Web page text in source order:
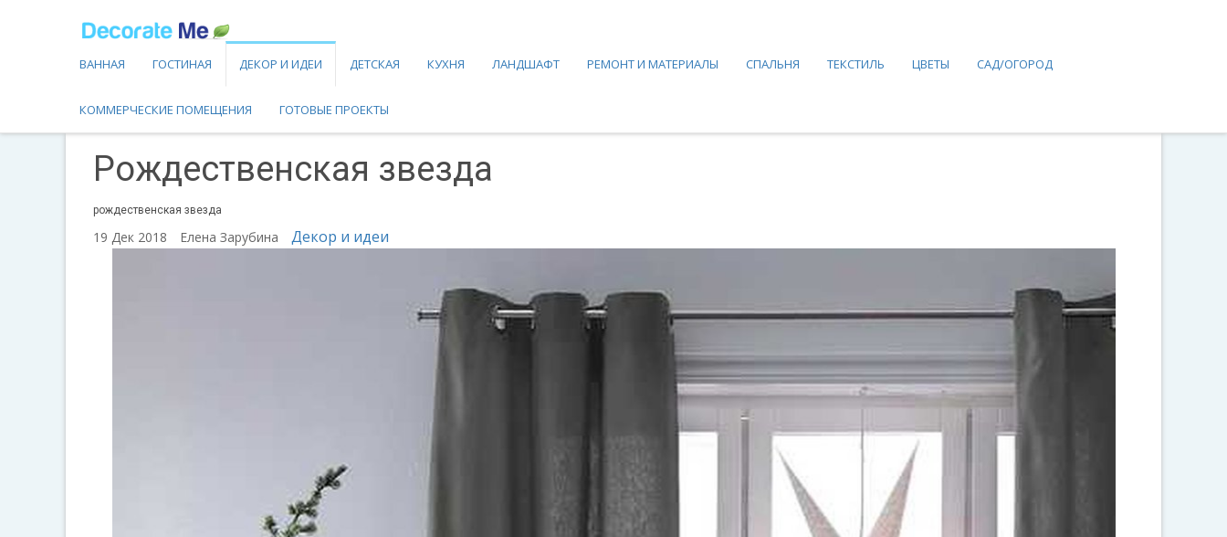
ВАННАЯ ГОСТИНАЯ ДЕКОР И ИДЕИ ДЕТСКАЯ КУХНЯ ЛАНДШАФТ РЕМОНТ И МАТЕРИАЛЫ СПАЛЬНЯ ТЕКСТИЛЬ ЦВЕТЫ САД/ОГОРОД
КОММЕРЧЕСКИЕ ПОМЕЩЕНИЯ ГОТОВЫЕ ПРОЕКТЫ
Рождественская звезда
рождественская звезда
19 Дек 2018 Елена Зарубина Декор и идеи